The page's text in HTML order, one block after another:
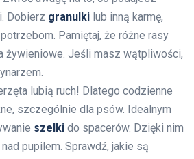
Dobierz granulki lub inną karmę,
Pamiętaj, że różne rasy
żywieniowe. Jeśli masz wątpliwości,
lubią ruch! Dlatego codzienne
szczególnie dla psów. Idealnym
szelki do spacerów. Dzięki nim
pupilem. Sprawdź, jakie są